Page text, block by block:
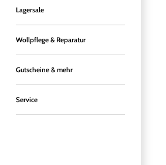
Lagersale
Wollpflege & Reparatur
Gutscheine & mehr
Service